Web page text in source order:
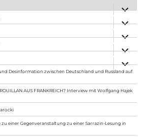
anzeigen
anzeigen
anzeigen
anzeigen
anzeigen
Desinformation zwischen Deutschland und Russland auf
ROUILLAN AUS FRANKREICH? Interview mit Wolfgang Hajek
einer Gegenveranstaltung zu einer Sarrazin-Lesung in